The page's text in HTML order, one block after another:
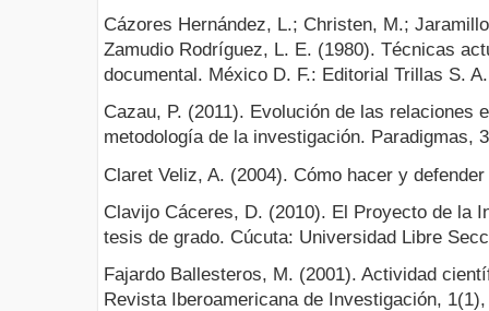
Cázores Hernández, L.; Christen, M.;
Zamudio Rodríguez, L. E. (1980). Técnicas
documental. México D. F.: Editorial Trillas S.
Cazau, P. (2011). Evolución de las relaciones
metodología de la investigación. Paradigmas,
Claret Veliz, A. (2004). Cómo hacer y
Clavijo Cáceres, D. (2010). El Proyecto de la
tesis de grado. Cúcuta: Universidad Libre
Fajardo Ballesteros, M. (2001). Actividad
Revista Iberoamericana de Investigación,